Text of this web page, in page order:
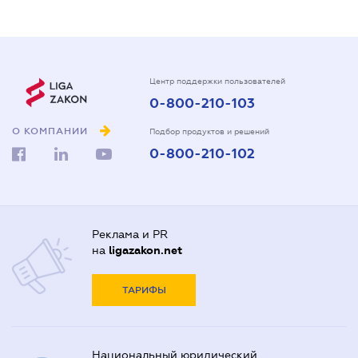
О КОМПАНИИ
Центр поддержки пользователей
0-800-210-103
Подбор продуктов и решений
0-800-210-102
Реклама и PR
на ligazakon.net
ТАРИФЫ
Национальный юридический